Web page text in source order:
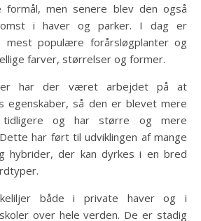
formål, men senere blev den også
i haver og parker. I dag er
mest populære forårsløgplanter og
farver, størrelser og former.
har der været arbejdet på at
egenskaber, så den er blevet mere
tidligere og har større og mere
har ført til udviklingen af mange
hybrider, der kan dyrkes i en bred
både i private haver og i
over hele verden. De er stadig